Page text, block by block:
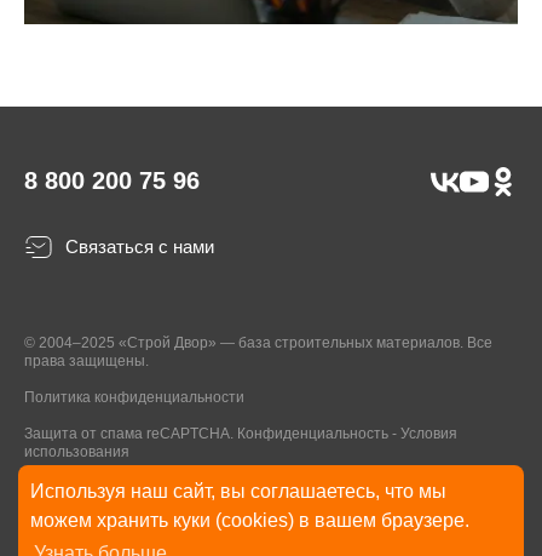
Используя наш сайт, вы соглашаетесь, что мы
можем хранить куки (cookies) в вашем браузере.
8 800 200 75 96
Связаться с нами
© 2004–2025 «Строй Двор» — база строительных материалов. Все
права защищены.
Политика конфиденциальности
Защита от спама reCAPTCHA. Конфиденциальность - Условия
использования
* Указанные на Сайте цены, комплектации, описания и технические
характеристики могут быть изменены в любое время без уведомления